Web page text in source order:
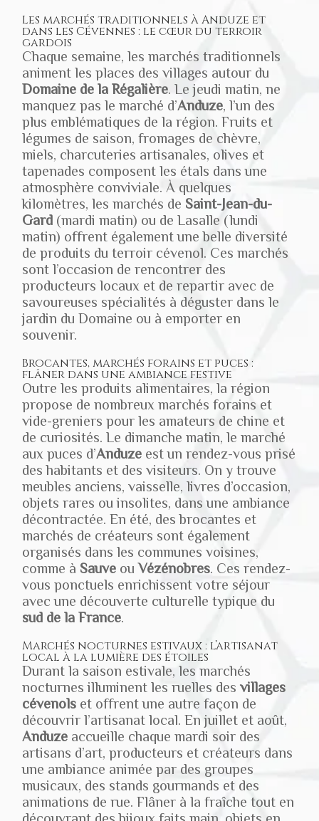
Les marchés traditionnels à Anduze et
dans les Cévennes : le cœur du terroir
gardois
Chaque semaine, les marchés traditionnels
animent les places des villages autour du
Domaine de la Régalière. Le jeudi matin, ne
manquez pas le marché d’Anduze, l’un des
plus emblématiques de la région. Fruits et
légumes de saison, fromages de chèvre,
miels, charcuteries artisanales, olives et
tapenades composent les étals dans une
atmosphère conviviale. À quelques
kilomètres, les marchés de Saint-Jean-du-
Gard (mardi matin) ou de Lasalle (lundi
matin) offrent également une belle diversité
de produits du terroir cévenol. Ces marchés
sont l’occasion de rencontrer des
producteurs locaux et de repartir avec de
savoureuses spécialités à déguster dans le
jardin du Domaine ou à emporter en
souvenir.
Brocantes, marchés forains et puces :
flâner dans une ambiance festive
Outre les produits alimentaires, la région
propose de nombreux marchés forains et
vide-greniers pour les amateurs de chine et
de curiosités. Le dimanche matin, le marché
aux puces d’Anduze est un rendez-vous prisé
des habitants et des visiteurs. On y trouve
meubles anciens, vaisselle, livres d’occasion,
objets rares ou insolites, dans une ambiance
décontractée. En été, des brocantes et
marchés de créateurs sont également
organisés dans les communes voisines,
comme à Sauve ouVézénobres. Ces rendez-
vous ponctuels enrichissent votre séjour
avec une découverte culturelle typique du
sud de la France.
Marchés nocturnes estivaux : l’artisanat
local à la lumière des étoiles
Durant la saison estivale, les marchés
nocturnes illuminent les ruelles des villages
cévenols et offrent une autre façon de
découvrir l’artisanat local. En juillet et août,
Anduze accueille chaque mardi soir des
artisans d’art, producteurs et créateurs dans
une ambiance animée par des groupes
musicaux, des stands gourmands et des
animations de rue. Flâner à la fraîche tout en